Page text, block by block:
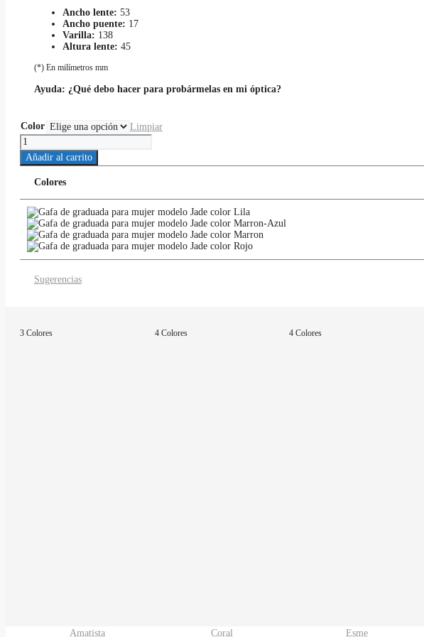
Ancho lente: 53
Ancho puente: 17
Varilla: 138
Altura lente: 45
(*) En milímetros mm
Ayuda: ¿Qué debo hacer para probármelas en mi óptica?
Color
Limpiar
Jade
cantidad
Añadir al carrito
Colores
Sugerencias
3 Colores
Amatista
4 Colores
Coral
4 Colores
Esme